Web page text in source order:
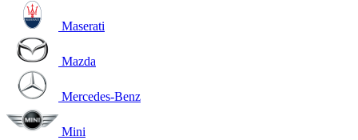
Maserati
Mazda
Mercedes-Benz
Mini